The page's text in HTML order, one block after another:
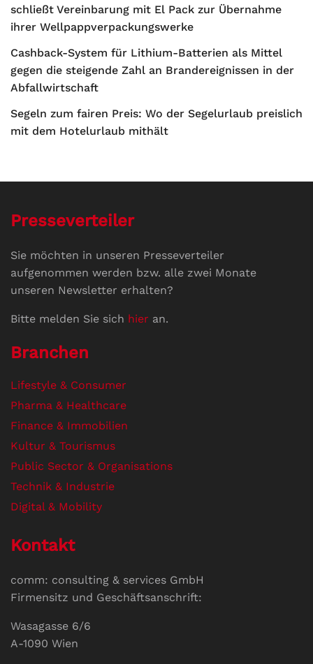
schließt Vereinbarung mit El Pack zur Übernahme
ihrer Wellpappverpackungswerke
Cashback-System für Lithium-Batterien als Mittel
gegen die steigende Zahl an Brandereignissen in der
Abfallwirtschaft
Segeln zum fairen Preis: Wo der Segelurlaub preislich
mit dem Hotelurlaub mithält
Presseverteiler
Sie möchten in unseren Presseverteiler
aufgenommen werden bzw. alle zwei Monate
unseren Newsletter erhalten?
Bitte melden Sie sich hier an.
Branchen
Lifestyle & Consumer
Pharma & Healthcare
Finance & Immobilien
Kultur & Tourismus
Public Sector & Organisations
Technik & Industrie
Digital & Mobility
Kontakt
comm: consulting & services GmbH
Firmensitz und Geschäftsanschrift:
Wasagasse 6/6
A-1090 Wien